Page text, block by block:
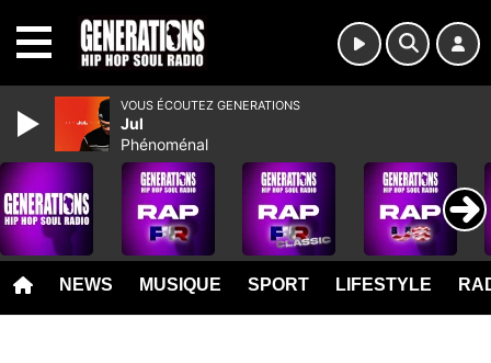
NEWS MUSIQUE SPORT LIFESTYLE
VOUS ÉCOUTEZ GENERATIONS
Jul
Phénoménal